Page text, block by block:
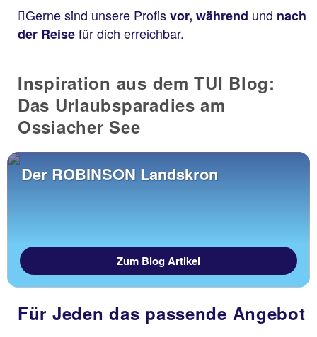
Gerne sind unsere Profisvor, während und nach
der Reisefür dich erreichbar.
Inspiration aus dem TUI Blog:
Das Urlaubsparadies am
Ossiacher See
Der ROBINSON Landskron
Zum Blog Artikel
Für Jeden das passende Angebot